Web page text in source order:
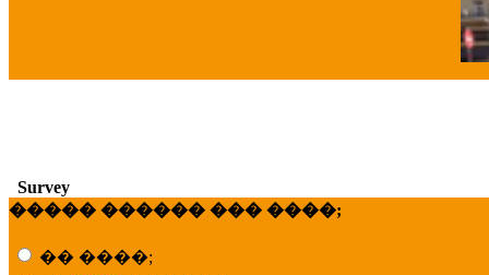
Survey
����� ������ ��� ����;
�� ����;